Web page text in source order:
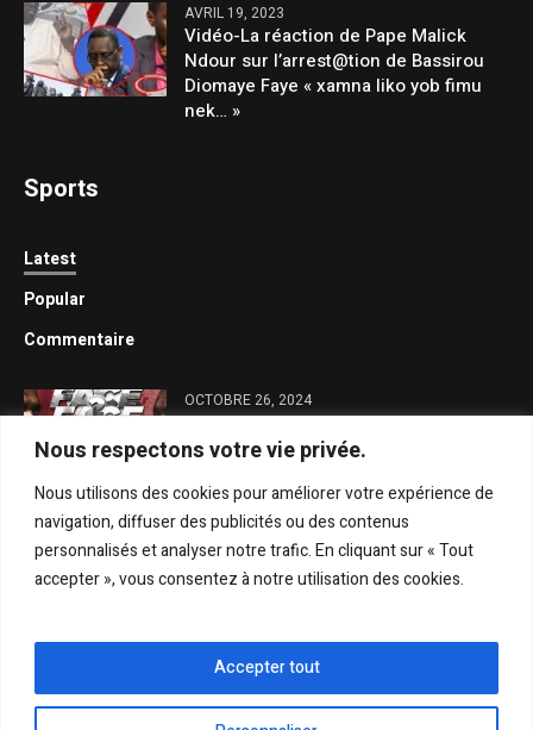
Nous respectons votre vie privée.
Nous utilisons des cookies pour améliorer votre expérience de
navigation, diffuser des publicités ou des contenus
personnalisés et analyser notre trafic. En cliquant sur « Tout
accepter », vous consentez à notre utilisation des cookies.
Accepter tout
AVRIL 19, 2023
Vidéo-La réaction de Pape Malick
Ndour sur l’arrest@tion de Bassirou
Diomaye Faye « xamna liko yob fimu
nek… »
Sports
Latest
Popular
Commentaire
OCTOBRE 26, 2024
Face-à-face avec Diam Terry : Général
Malika brille par son absence
OCTOBRE 26, 2024
Trois trophées ANPS dans son
escarcelle : Modou Lô, seul lutteur à
réussir une telle prouesse
OCTOBRE 26, 2024
Gris Bordeaux : « Mme Khady Diène